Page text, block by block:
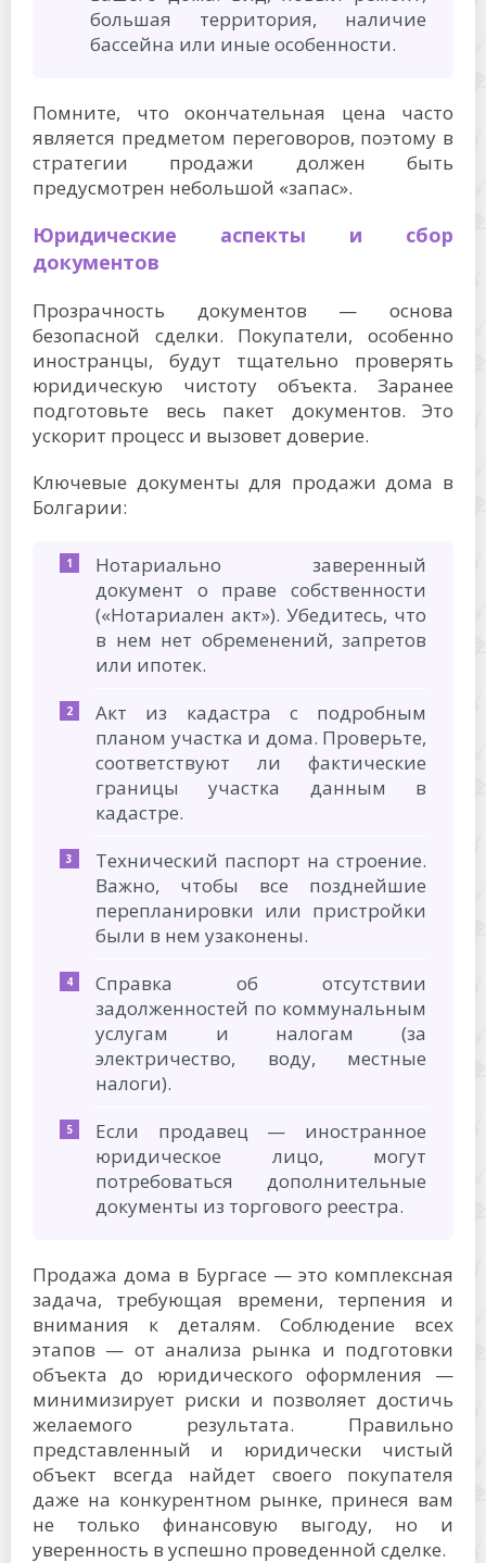
большая территория, наличие
бассейна или иные особенности.
Помните, что окончательная цена часто
является предметом переговоров, поэтому в
стратегии продажи должен быть
предусмотрен небольшой «запас».
Юридические аспекты и сбор
документов
Прозрачность документов — основа
безопасной сделки. Покупатели, особенно
иностранцы, будут тщательно проверять
юридическую чистоту объекта. Заранее
подготовьте весь пакет документов. Это
ускорит процесс и вызовет доверие.
Ключевые документы для продажи дома в
Болгарии:
Нотариально заверенный
документ о праве собственности
(«Нотариален акт»). Убедитесь, что
в нем нет обременений, запретов
или ипотек.
Акт из кадастра с подробным
планом участка и дома. Проверьте,
соответствуют ли фактические
границы участка данным в
кадастре.
Технический паспорт на строение.
Важно, чтобы все позднейшие
перепланировки или пристройки
были в нем узаконены.
Справка об отсутствии
задолженностей по коммунальным
услугам и налогам (за
электричество, воду, местные
налоги).
Если продавец — иностранное
юридическое лицо, могут
потребоваться дополнительные
документы из торгового реестра.
Продажа дома в Бургасе — это комплексная
задача, требующая времени, терпения и
внимания к деталям. Соблюдение всех
этапов — от анализа рынка и подготовки
объекта до юридического оформления —
минимизирует риски и позволяет достичь
желаемого результата. Правильно
представленный и юридически чистый
объект всегда найдет своего покупателя
даже на конкурентном рынке, принеся вам
не только финансовую выгоду, но и
уверенность в успешно проведенной сделке.